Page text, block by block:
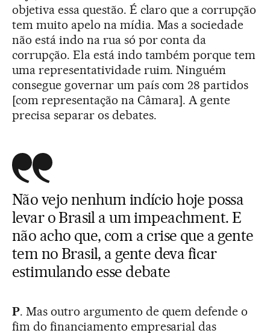
objetiva essa questão. É claro que a corrupção
tem muito apelo na mídia. Mas a sociedade
não está indo na rua só por conta da
corrupção. Ela está indo também porque tem
uma representatividade ruim. Ninguém
consegue governar um país com 28 partidos
[com representação na Câmara]. A gente
precisa separar os debates.
Não vejo nenhum indício hoje possa
levar o Brasil a um impeachment. E
não acho que, com a crise que a gente
tem no Brasil, a gente deva ficar
estimulando esse debate
P. Mas outro argumento de quem defende o
fim do financiamento empresarial das